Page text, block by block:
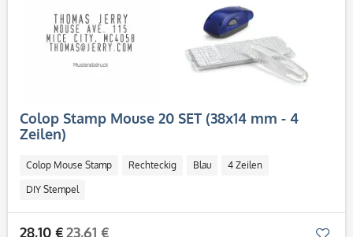
Colop Stamp Mouse 20 SET (38x14 mm - 4
Zeilen)
Colop Mouse Stamp Rechteckig Blau 4 Zeilen
DIY Stempel
28,10 €23,61 €